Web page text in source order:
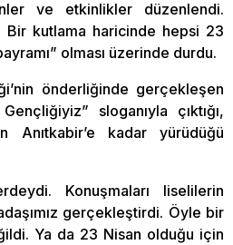
ve etkinlikler düzenlendi.
Bir kutlama haricinde hepsi 23
olması üzerinde durdu.
önderliğinde gerçekleşen
sloganıyla çıktığı,
Anıtkabir’e kadar yürüdüğü
Konuşmaları liselilerin
gerçekleştirdi. Öyle bir
Ya da 23 Nisan olduğu için